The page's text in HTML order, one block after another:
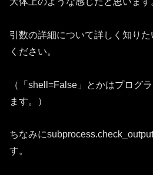
引数の詳細について詳しく知り
ください。
（「shell=False」とかはプログ
ます。）
ちなみに
す。